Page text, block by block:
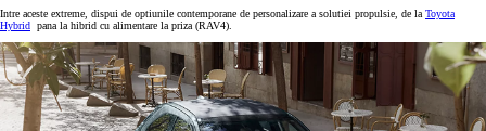
Intre aceste extreme, dispui de optiunile contemporane de personalizare a solutiei propulsie, de la Toyota
Hybrid pana la hibrid cu alimentare la priza (RAV4).